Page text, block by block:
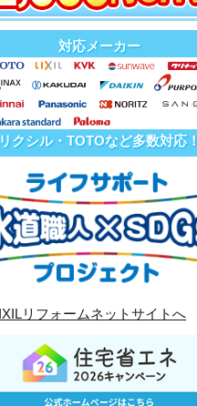
対応メーカー
リクシル・TOTOなど多数対応！